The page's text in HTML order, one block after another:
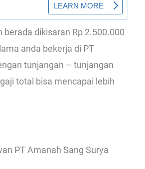
dikisaran Rp 2.500.000
anda bekerja di PT
tunjangan – tunjangan
total bisa mencapai lebih
PT Amanah Sang Surya